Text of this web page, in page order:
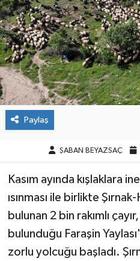
Paylaş
ŞABAN BEYAZSAÇ
Kasım ayında kışlaklara
ısınması ile birlikte
bulunan 2 bin rakımlı
bulunduğu Faraşin
zorlu yolcuğu başladı.